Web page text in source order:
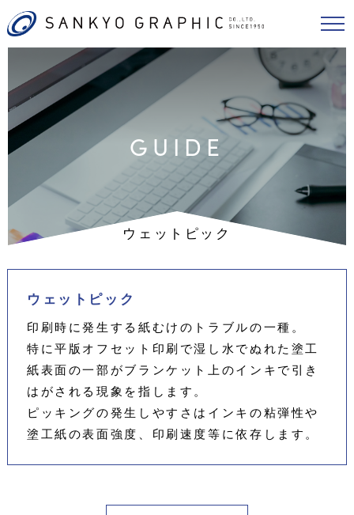
GUIDE
ウェットピック
ウェットピック
印刷時に発生する紙むけのトラブルの一種。
特に平版オフセット印刷で湿し水でぬれた塗工
紙表面の一部がブランケット上のインキで引き
はがされる現象を指します。
ピッキングの発生しやすさはインキの粘弾性や
塗工紙の表面強度、印刷速度等に依存します。